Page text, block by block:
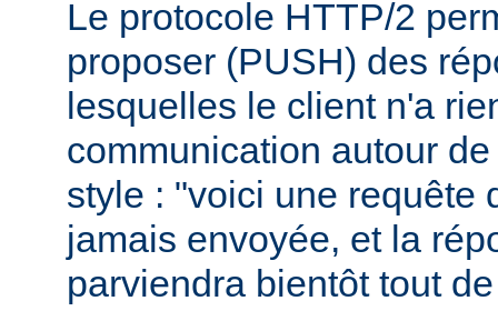
Le protocole HTTP/2
proposer (PUSH) des
lesquelles le client n'a
communication autour
style : "voici une requête
jamais envoyée, et la
parviendra bientôt tout